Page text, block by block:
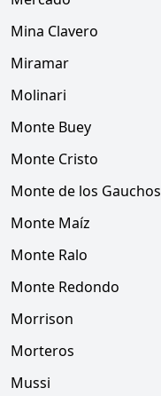
Mina Clavero
Miramar
Molinari
Monte Buey
Monte Cristo
Monte de los Gauchos
Monte Maíz
Monte Ralo
Monte Redondo
Morrison
Morteros
Mussi